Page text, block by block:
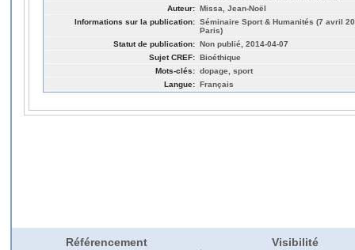
Auteur: Missa, Jean-Noël
Informations sur la publication: Séminaire Sport & Humanités (7 avril
Paris)
Statut de publication: Non publié, 2014-04-07
Sujet CREF: Bioéthique
Mots-clés: dopage, sport
Langue: Français
Référencement Visibilité